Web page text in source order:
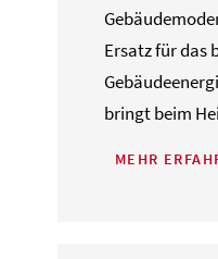
Ersatz für das
bringt beim
MEHR